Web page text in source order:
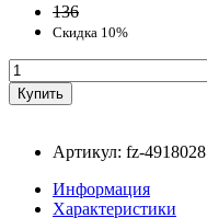
136
Скидка 10%
Артикул: fz-4918028
Информация
Характеристики